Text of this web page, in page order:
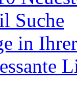
Suche
in